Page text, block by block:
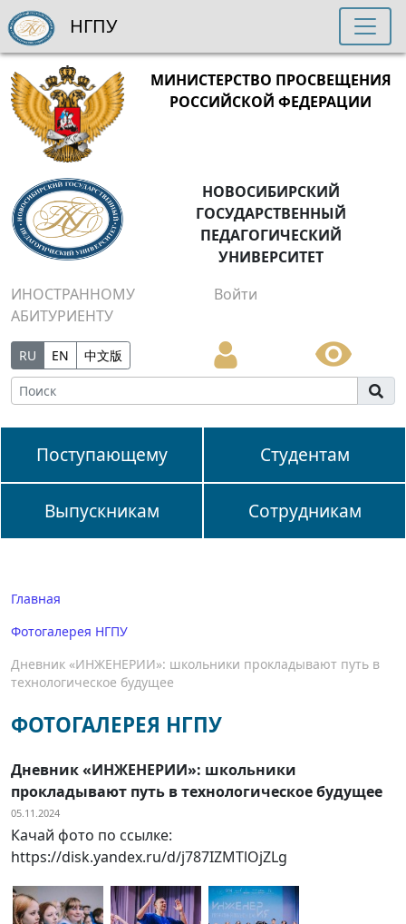
МИНИСТЕРСТВО ПРОСВЕЩЕНИЯ
РОССИЙСКОЙ ФЕДЕРАЦИИ
НОВОСИБИРСКИЙ
ГОСУДАРСТВЕННЫЙ
ПЕДАГОГИЧЕСКИЙ
УНИВЕРСИТЕТ
ИНОСТРАННОМУ
АБИТУРИЕНТУ
Войти
RU EN 中文版
Поступающему Студентам
Выпускникам Сотрудникам
НГПУ
Главная
Фотогалерея НГПУ
Дневник «ИНЖЕНЕРИИ»: школьники прокладывают путь в
технологическое будущее
ФОТОГАЛЕРЕЯ НГПУ
Дневник «ИНЖЕНЕРИИ»: школьники
прокладывают путь в технологическое будущее
05.11.2024
Качай фото по ссылке:
https://disk.yandex.ru/d/j787IZMTlOjZLg